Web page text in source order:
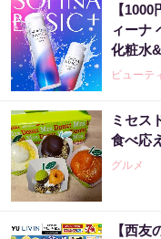
【
ィーナ
化粧水
ビューテ
ミセス
食べ応
グルメ
【西